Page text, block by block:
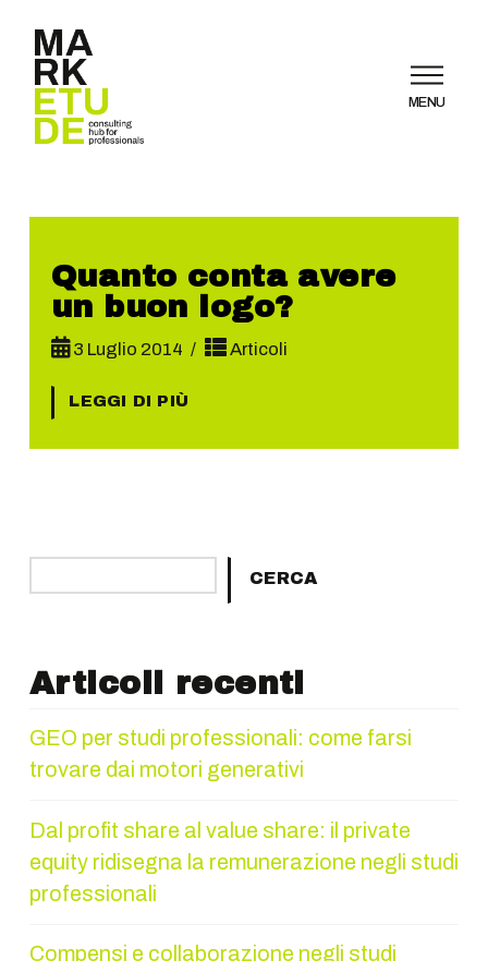
MENU
Quanto conta avere
un buon logo?
3 Luglio 2014 Articoli
LEGGI DI PIÙ
CERCA
Articoli recenti
GEO per studi professionali: come farsi
trovare dai motori generativi
Dal profit share al value share: il private
equity ridisegna la remunerazione negli studi
professionali
Compensi e collaborazione negli studi